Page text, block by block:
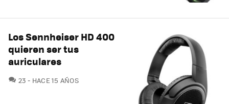
Los Sennheiser HD 400
quieren ser tus
auriculares
23 COMENTARIOS
HACE 15 AÑOS